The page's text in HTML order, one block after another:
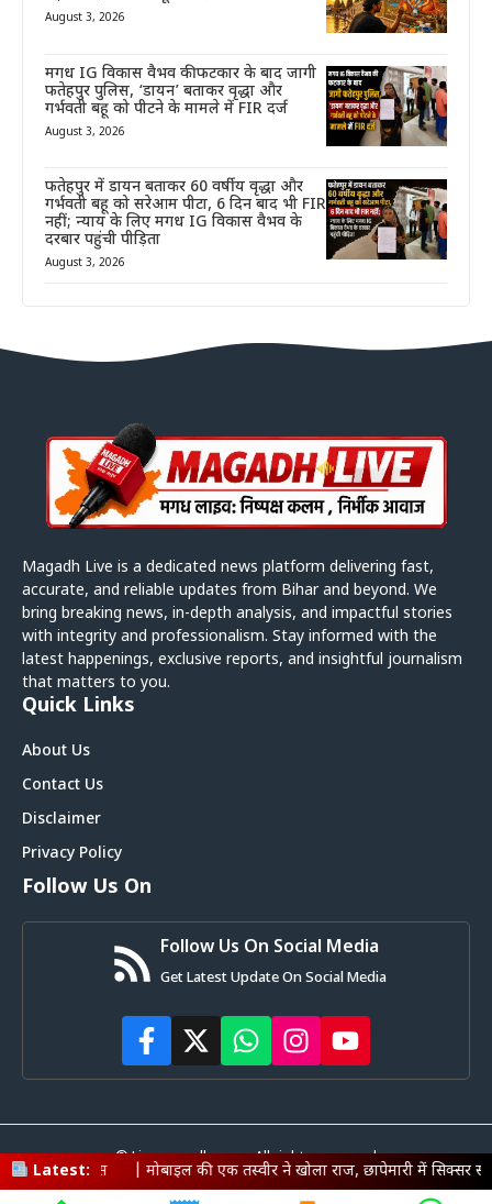
August 3, 2026
मगध IG विकास वैभव की फटकार के बाद जागी
फतेहपुर पुलिस, ‘डायन’ बताकर वृद्धा और
गर्भवती बहू को पीटने के मामले में FIR दर्ज
August 3, 2026
फतेहपुर में डायन बताकर 60 वर्षीय वृद्धा और
गर्भवती बहू को सरेआम पीटा, 6 दिन बाद भी FIR
नहीं; न्याय के लिए मगध IG विकास वैभव के
दरबार पहुंची पीड़िता
August 3, 2026
Latest:
|मोबाइल की एक तस्वीर ने खोला राज, छापेमारी में सिक्सर समेत हथियार बरामद
Magadh Live is a dedicated news platform delivering fast,
accurate, and reliable updates from Bihar and beyond. We
bring breaking news, in-depth analysis, and impactful stories
with integrity and professionalism. Stay informed with the
latest happenings, exclusive reports, and insightful journalism
that matters to you.
Quick Links
About Us
Contact Us
Disclaimer
Privacy Policy
Follow Us On
Follow Us On Social Media
Get Latest Update On Social Media
© Livemagadh.com • All rights reserved